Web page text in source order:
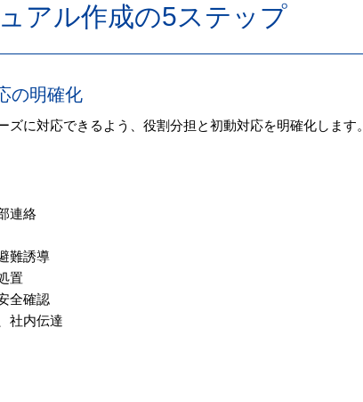
アル作成の5ステップ
の明確化
ズに対応できるよう、役割分担と初動対応を明確化します。
連絡
難誘導
置
全確認
社内伝達